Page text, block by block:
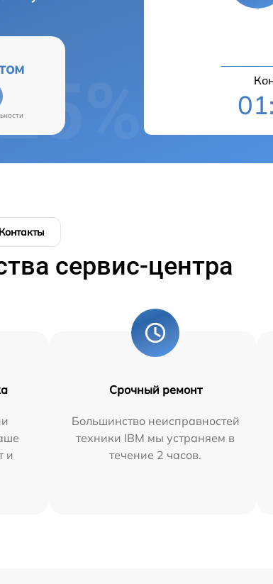
Контакты
сервис-центра
и
Срочный ремонт
Большинство неисправностей
техники IBM мы устраняем в
течение 2 часов.